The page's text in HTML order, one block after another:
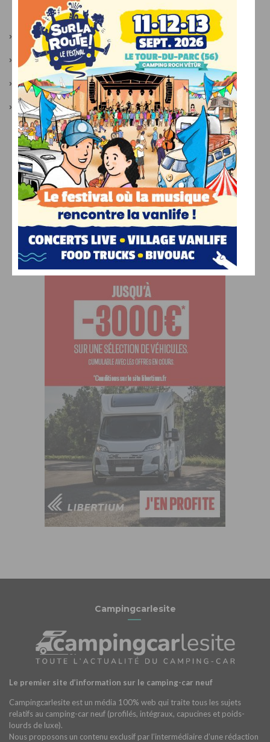
LIENS PARTENAIRES
› Actualités van
› Camper Van Week-End
› Camping-car occasion
› Festival Sur La Route
Campingcarlesite
Le premier site d’information sur le camping-car neuf
Campingcarlesite est un média 100% web qui traite tous les sujets
relatifs au camping-car neuf (profilés, intégraux, capucines et poids-
lourds de luxe).
Nous proposons un contenu exclusif par l’intermédiaire d’une rédaction